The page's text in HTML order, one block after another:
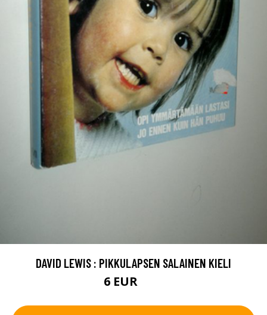
DAVID LEWIS : PIKKULAPSEN SALAINEN KIELI
6 EUR